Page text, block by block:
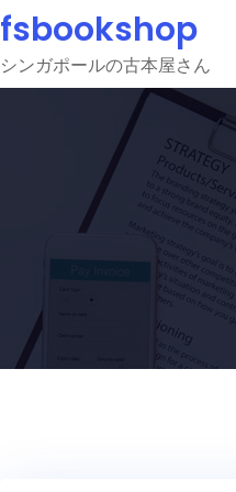
fsbookshop
シンガポールの古本屋さん